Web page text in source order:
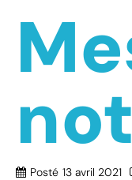
Posté 13 avril 2021